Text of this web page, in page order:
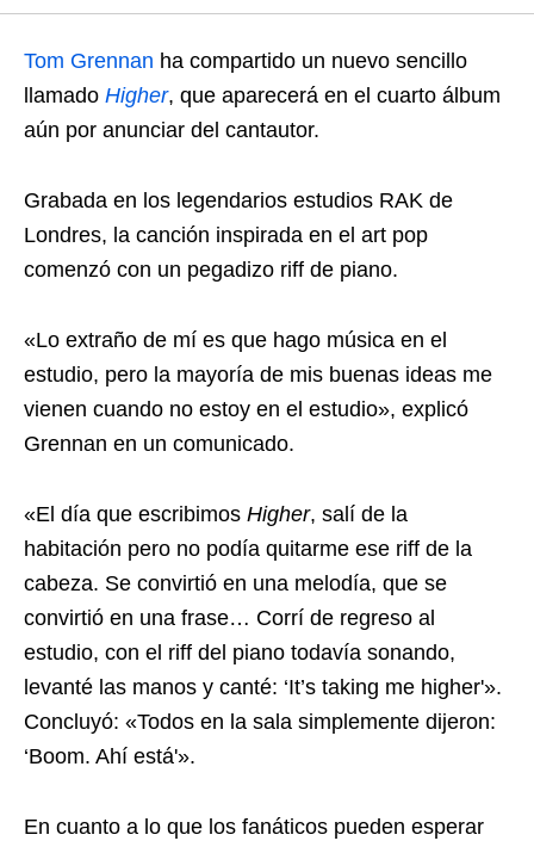
Tom Grennan ha compartido un nuevo sencillo
llamado Higher, que aparecerá en el cuarto álbum
aún por anunciar del cantautor.
Grabada en los legendarios estudios RAK de
Londres, la canción inspirada en el art pop
comenzó con un pegadizo riff de piano.
«Lo extraño de mí es que hago música en el
estudio, pero la mayoría de mis buenas ideas me
vienen cuando no estoy en el estudio», explicó
Grennan en un comunicado.
«El día que escribimos Higher, salí de la
habitación pero no podía quitarme ese riff de la
cabeza. Se convirtió en una melodía, que se
convirtió en una frase… Corrí de regreso al
estudio, con el riff del piano todavía sonando,
levanté las manos y canté: ‘It’s taking me higher'».
Concluyó: «Todos en la sala simplemente dijeron:
‘Boom. Ahí está'».
En cuanto a lo que los fanáticos pueden esperar